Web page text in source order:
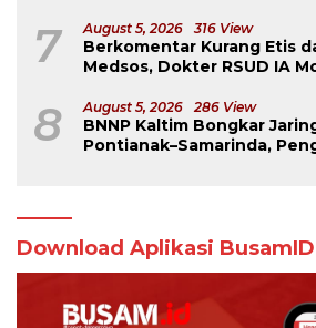
7 August 5, 2026 316 View
Berkomentar Kurang Etis
Medsos, Dokter RSUD IA
8 August 5, 2026 286 View
BNNP Kaltim Bongkar
Pontianak–Samarinda,
Download Aplikasi BusamID